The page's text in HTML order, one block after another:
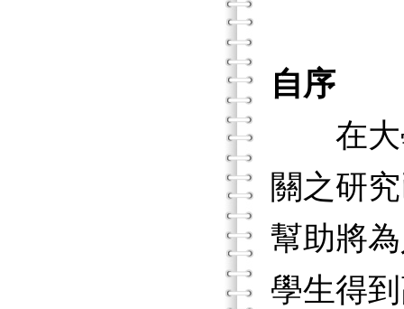
自序
在大學
關之研
幫助將
學生得